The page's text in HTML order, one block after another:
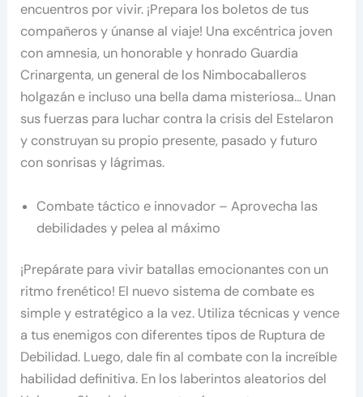
encuentros por vivir. ¡Prepara los boletos de tus
compañeros y únanse al viaje! Una excéntrica joven
con amnesia, un honorable y honrado Guardia
Crinargenta, un general de los Nimbocaballeros
holgazán e incluso una bella dama misteriosa… Unan
sus fuerzas para luchar contra la crisis del Estelaron
y construyan su propio presente, pasado y futuro
con sonrisas y lágrimas.
Combate táctico e innovador – Aprovecha las
debilidades y pelea al máximo
¡Prepárate para vivir batallas emocionantes con un
ritmo frenético! El nuevo sistema de combate es
simple y estratégico a la vez. Utiliza técnicas y vence
a tus enemigos con diferentes tipos de Ruptura de
Debilidad. Luego, dale fin al combate con la increíble
habilidad definitiva. En los laberintos aleatorios del